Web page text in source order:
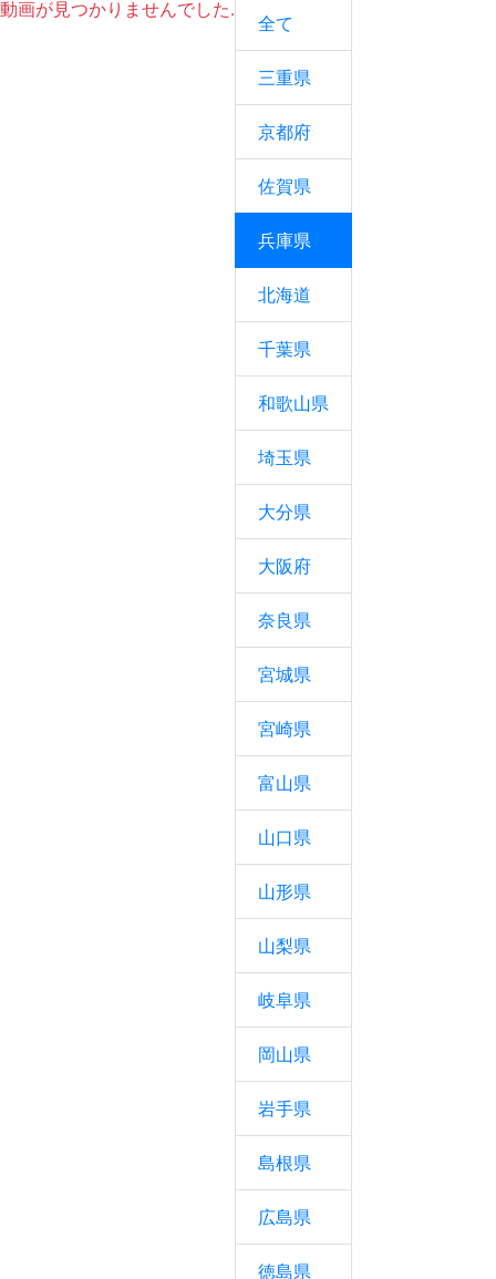
動画が見つかりませんでした.
全て
三重県
京都府
佐賀県
兵庫県
北海道
千葉県
和歌山県
埼玉県
大分県
大阪府
奈良県
宮城県
宮崎県
富山県
山口県
山形県
山梨県
岐阜県
岡山県
岩手県
島根県
広島県
徳島県